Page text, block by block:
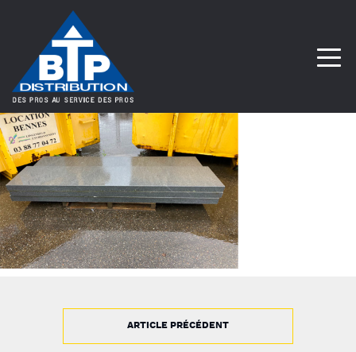
ARTICLE PRÉCÉDENT